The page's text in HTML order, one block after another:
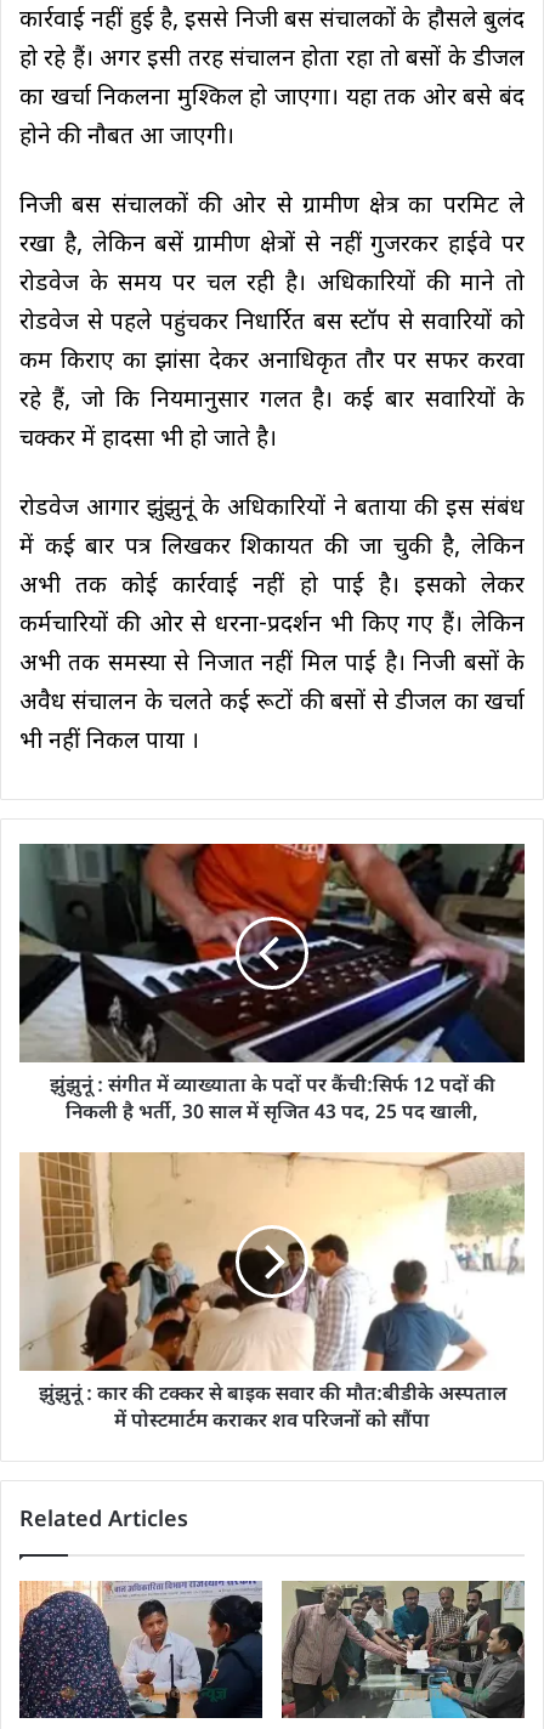
कार्रवाई नहीं हुई है, इससे निजी बस संचालकों के हौसले बुलंद
हो रहे हैं। अगर इसी तरह संचालन होता रहा तो बसों के डीजल
का खर्चा निकलना मुश्किल हो जाएगा। यहा तक ओर बसे बंद
होने की नौबत आ जाएगी।
निजी बस संचालकों की ओर से ग्रामीण क्षेत्र का परमिट ले
रखा है, लेकिन बसें ग्रामीण क्षेत्रों से नहीं गुजरकर हाईवे पर
रोडवेज के समय पर चल रही है। अधिकारियों की माने तो
रोडवेज से पहले पहुंचकर निधार्रित बस स्टॉप से सवारियों को
कम किराए का झांसा देकर अनाधिकृत तौर पर सफर करवा
रहे हैं, जो कि नियमानुसार गलत है। कई बार सवारियों के
चक्कर में हादसा भी हो जाते है।
रोडवेज आगार झुंझुनूं के अधिकारियों ने बताया की इस संबंध
में कई बार पत्र लिखकर शिकायत की जा चुकी है, लेकिन
अभी तक कोई कार्रवाई नहीं हो पाई है। इसको लेकर
कर्मचारियों की ओर से धरना-प्रदर्शन भी किए गए हैं। लेकिन
अभी तक समस्या से निजात नहीं मिल पाई है। निजी बसों के
अवैध संचालन के चलते कई रूटों की बसों से डीजल का खर्चा
भी नहीं निकल पाया ।
झुंझुनूं : संगीत में व्याख्याता के पदों पर कैंची:सिर्फ 12 पदों की
निकली है भर्ती, 30 साल में सृजित 43 पद, 25 पद खाली,
झुंझुनूं : कार की टक्कर से बाइक सवार की मौत:बीडीके अस्पताल
में पोस्टमार्टम कराकर शव परिजनों को सौंपा
Related Articles